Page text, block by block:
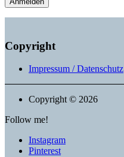
Copyright
Impressum / Datenschutz
Copyright © 2026
Follow me!
Instagram
Pinterest